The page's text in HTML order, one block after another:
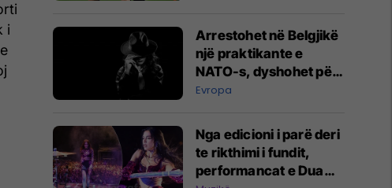
i
edhe me Brazilin
Arrestohet në Belgjikë
një praktikante e
NATO-s, dyshohet për
spiunazh
Evropa
Nga edicioni i parë deri
te rikthimi i fundit,
performancat e Dua